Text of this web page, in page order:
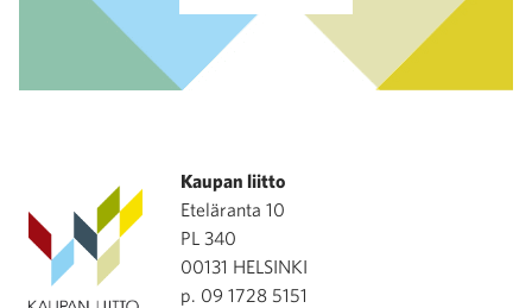
Kaupan liitto
Eteläranta 10
PL 340
00131 HELSINKI
p. 09 1728 5151